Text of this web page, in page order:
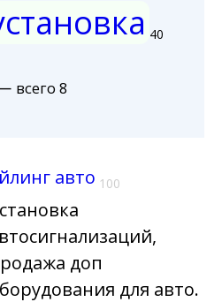
40
всего 8
авто 100
доп
для авто.